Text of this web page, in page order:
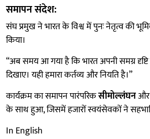
समापन संदेश:
संघ प्रमुख ने भारत के विश्व में पुनः नेतृत्व की
किया।
“अब समय आ गया है कि भारत अपनी समग्र दृष्टि
दिखाए। यही हमारा कर्तव्य और नियति है।”
कार्यक्रम का समापन पारंपरिकसीमोल्लंघन
के साथ हुआ, जिसमें हजारों स्वयंसेवकों ने
In English